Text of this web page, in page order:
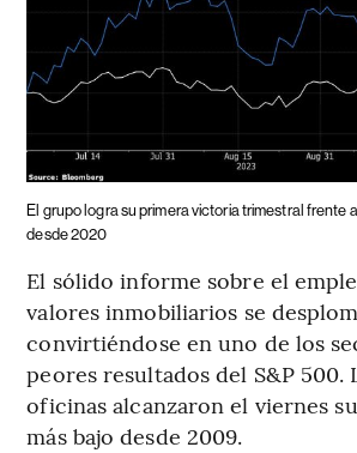
El grupo logra su primera victoria trimestral frente
desde 2020
El sólido informe sobre el
valores inmobiliarios se
convirtiéndose en uno de los
peores resultados del S&P 500.
oficinas alcanzaron el viernes
más bajo desde 2009.